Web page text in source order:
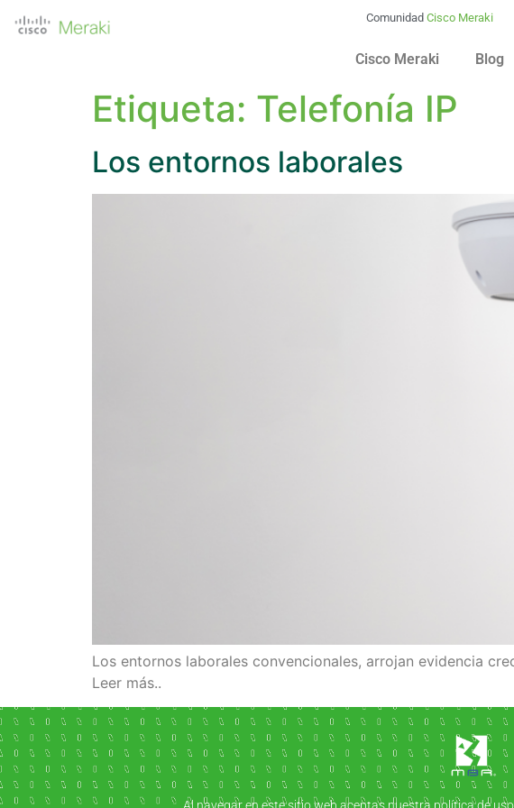
ComunidadCisco Meraki
Cisco Meraki Blog
Etiqueta: Telefonía IP
Los entornos laborales
Los entornos laborales convencionales, arrojan evidencia
Leer más..